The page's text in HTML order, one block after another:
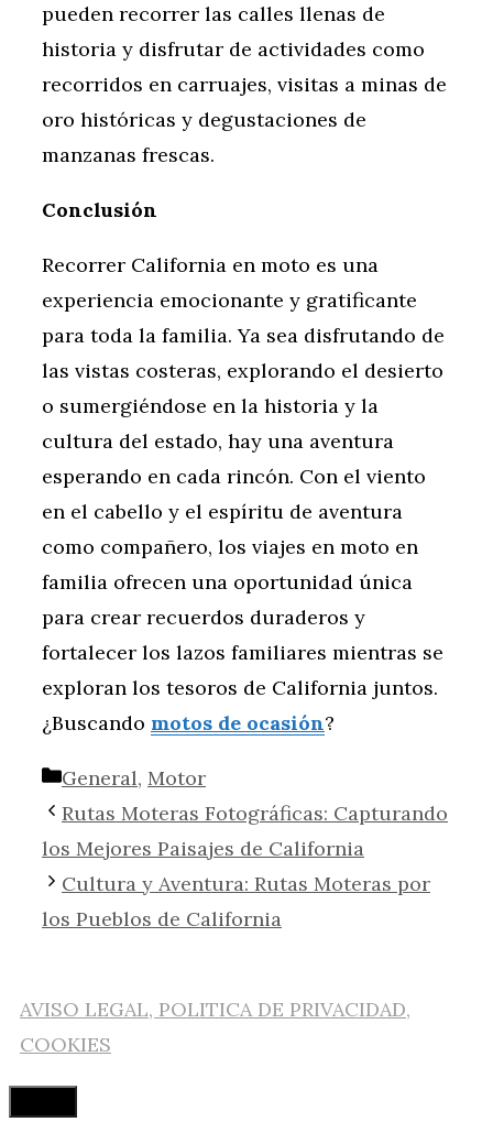
pueden recorrer las calles llenas de
historia y disfrutar de actividades como
recorridos en carruajes, visitas a minas de
oro históricas y degustaciones de
manzanas frescas.
Conclusión
Recorrer California en moto es una
experiencia emocionante y gratificante
para toda la familia. Ya sea disfrutando de
las vistas costeras, explorando el desierto
o sumergiéndose en la historia y la
cultura del estado, hay una aventura
esperando en cada rincón. Con el viento
en el cabello y el espíritu de aventura
como compañero, los viajes en moto en
familia ofrecen una oportunidad única
para crear recuerdos duraderos y
fortalecer los lazos familiares mientras se
exploran los tesoros de California juntos.
¿Buscando motos de ocasión?
Categorías
General, Motor
Rutas Moteras Fotográficas: Capturando
los Mejores Paisajes de California
Cultura y Aventura: Rutas Moteras por
los Pueblos de California
AVISO LEGAL, POLITICA DE PRIVACIDAD,
COOKIES